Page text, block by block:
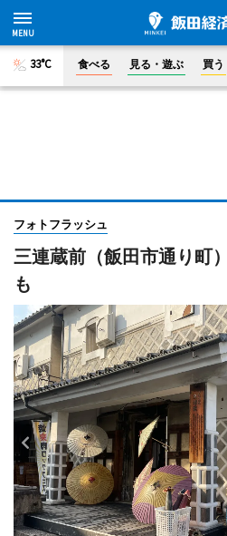
33°C 食べる 見る・遊ぶ 買う
フォトフラッシュ
三連蔵前（飯田市通り町
も